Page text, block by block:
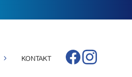
KONTAKT FacebookInstagram